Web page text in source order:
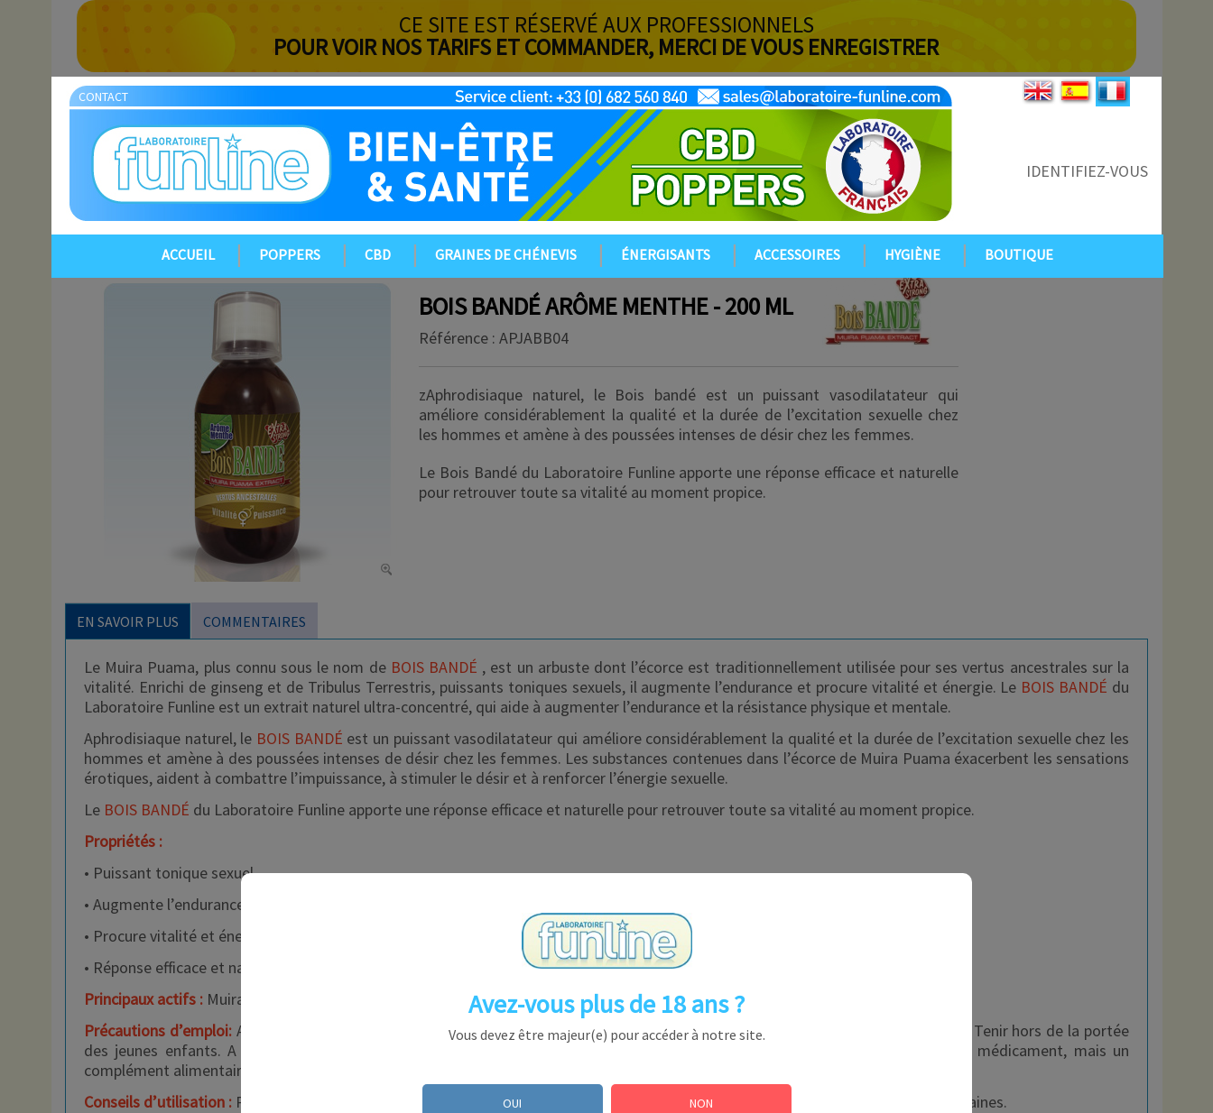
Avez-vous plus de 18 ans ?
Vous devez être majeur(e) pour accéder à notre site.
OUI NON
CE SITE EST RÉSERVÉ AUX PROFESSIONNELS
POUR VOIR NOS TARIFS ET COMMANDER, MERCI DE VOUS ENREGISTRER
IDENTIFIEZ-VOUS
CONTACT
ACCUEIL POPPERS CBD GRAINES DE CHÉNEVIS ÉNERGISANTS ACCESSOIRES HYGIÈNE BOUTIQUE
BOIS BANDÉ ARÔME MENTHE - 200 ML
Référence : APJABB04
zAphrodisiaque naturel, le Bois bandé est un puissant vasodilatateur qui
améliore considérablement la qualité et la durée de l’excitation sexuelle chez
les hommes et amène à des poussées intenses de désir chez les femmes.
Le Bois Bandé du Laboratoire Funline apporte une réponse efficace et naturelle
pour retrouver toute sa vitalité au moment propice.
EN SAVOIR PLUS COMMENTAIRES
Le Muira Puama, plus connu sous le nom de BOIS BANDÉ , est un arbuste dont l’écorce est traditionnellement utilisée pour ses vertus ancestrales sur la
vitalité. Enrichi de ginseng et de Tribulus Terrestris, puissants toniques sexuels, il augmente l’endurance et procure vitalité et énergie. Le BOIS BANDÉ du
Laboratoire Funline est un extrait naturel ultra-concentré, qui aide à augmenter l’endurance et la résistance physique et mentale.
Aphrodisiaque naturel, le BOIS BANDÉ est un puissant vasodilatateur qui améliore considérablement la qualité et la durée de l’excitation sexuelle chez les
hommes et amène à des poussées intenses de désir chez les femmes. Les substances contenues dans l’écorce de Muira Puama éxacerbent les sensations
érotiques, aident à combattre l’impuissance, à stimuler le désir et à renforcer l’énergie sexuelle.
Le BOIS BANDÉ du Laboratoire Funline apporte une réponse efficace et naturelle pour retrouver toute sa vitalité au moment propice.
Propriétés :
• Puissant tonique sexuel
• Augmente l’endurance et la résistance physique et mentale
• Procure vitalité et énergie
• Réponse efficace et naturelle pour retrouver toute sa vitalité au moment propice
Principaux actifs : Muira Puama, Radix Ginseng, Tribulus Terrestris
Précautions d’emploi: Agiter la bouteille avant emploi, Conserver au frais après ouverture, Se conformer aux conseils d’utilisation. Tenir hors de la portée
des jeunes enfants. A utiliser dans le cadre d’une alimentation diversifiée et d’un mode de vie sain. Ce produit n’est pas un médicament, mais un
complément alimentaire avec édulcorants à base d’extrait de Muira Puama. Sans alcool.
Conseils d’utilisation : Prendre 10 ml purs pour un effet booster immédiat (ou dilués dans un jus de fruit) par jour pendant deux semaines.